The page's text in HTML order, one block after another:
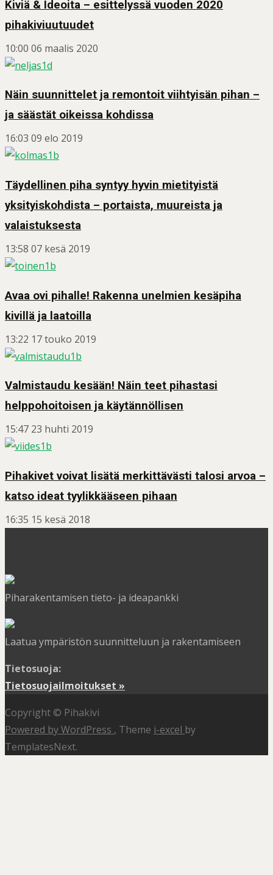
Kiviä & Ideoita – esittelyssä vuoden 2020
pihakiviuutuudet
10:00 06 maalis 2020
Näin suunnittelet ja remontoit viihtyisän pihan –
ja säästät oikeissa kohdissa
16:03 09 elo 2019
Täydellinen piha syntyy hyvin mietityistä
yksityiskohdista – portaista, muureista ja
valaistuksesta
13:58 07 kesä 2019
Avaa ovi pihalle! Rakenna unelmien kesäpiha
kivillä ja laatoilla
13:22 17 touko 2019
Valmistaudu kesään! Näin teet pihastasi
helppohoitoisen ja käytännöllisen
15:47 23 huhti 2019
Pihakivet voivat lisätä merkittävästi talosi arvoa –
katso ideat tyylikkääseen pihaan
16:35 15 kesä 2018
Piharakentamisen tieto- ja ideapankki
Laatua ympäristön suunnitteluun ja rakentamiseen
Tietosuoja:
Tietosuojailmoitukset »
Copyright © Pihakivi
Powered by WordPress , Theme i-excel by
TemplatesNext.